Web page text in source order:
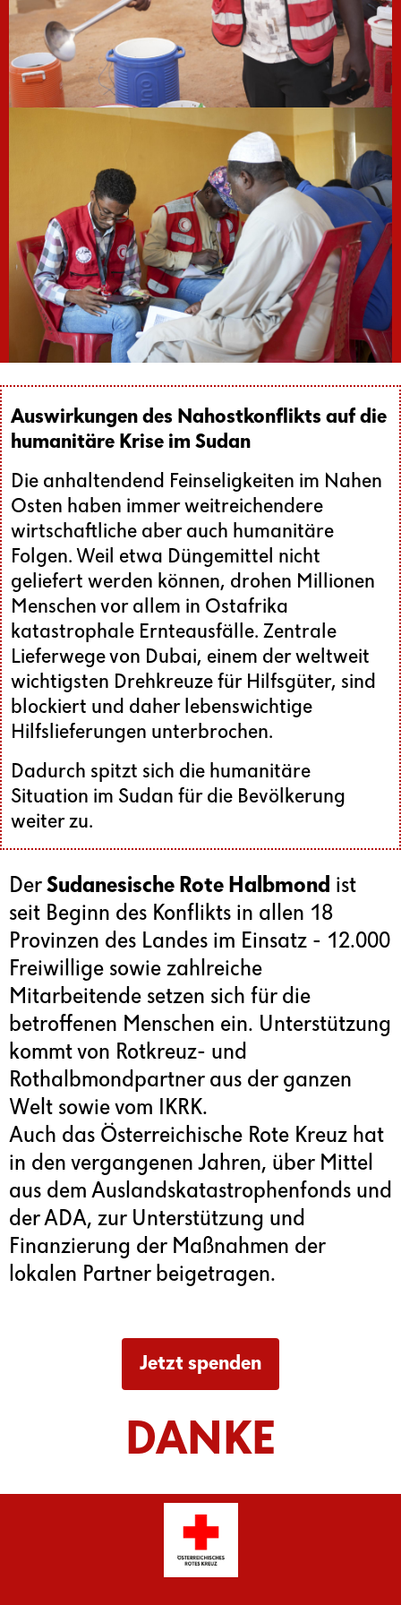
Auswirkungen des Nahostkonflikts auf die
humanitäre Krise im Sudan
Die anhaltendend Feinseligkeiten im Nahen
Osten haben immer weitreichendere
wirtschaftliche aber auch humanitäre
Folgen. Weil etwa Düngemittel nicht
geliefert werden können, drohen Millionen
Menschen vor allem in Ostafrika
katastrophale Ernteausfälle. Zentrale
Lieferwege von Dubai, einem der weltweit
wichtigsten Drehkreuze für Hilfsgüter, sind
blockiert und daher lebenswichtige
Hilfslieferungen unterbrochen.
Dadurch spitzt sich die humanitäre
Situation im Sudan für die Bevölkerung
weiter zu.
DerSudanesische Rote Halbmond ist
seit Beginn des Konflikts in allen 18
Provinzen des Landes im Einsatz - 12.000
Freiwillige sowie zahlreiche
Mitarbeitende setzen sich für die
betroffenen Menschen ein. Unterstützung
kommt von Rotkreuz- und
Rothalbmondpartner aus der ganzen
Welt sowie vom IKRK.
Auch das Österreichische Rote Kreuz hat
in den vergangenen Jahren, über Mittel
aus dem Auslandskatastrophenfonds und
der ADA, zur Unterstützung und
Finanzierung der Maßnahmen der
lokalen Partner beigetragen.
Jetzt spenden
DANKE